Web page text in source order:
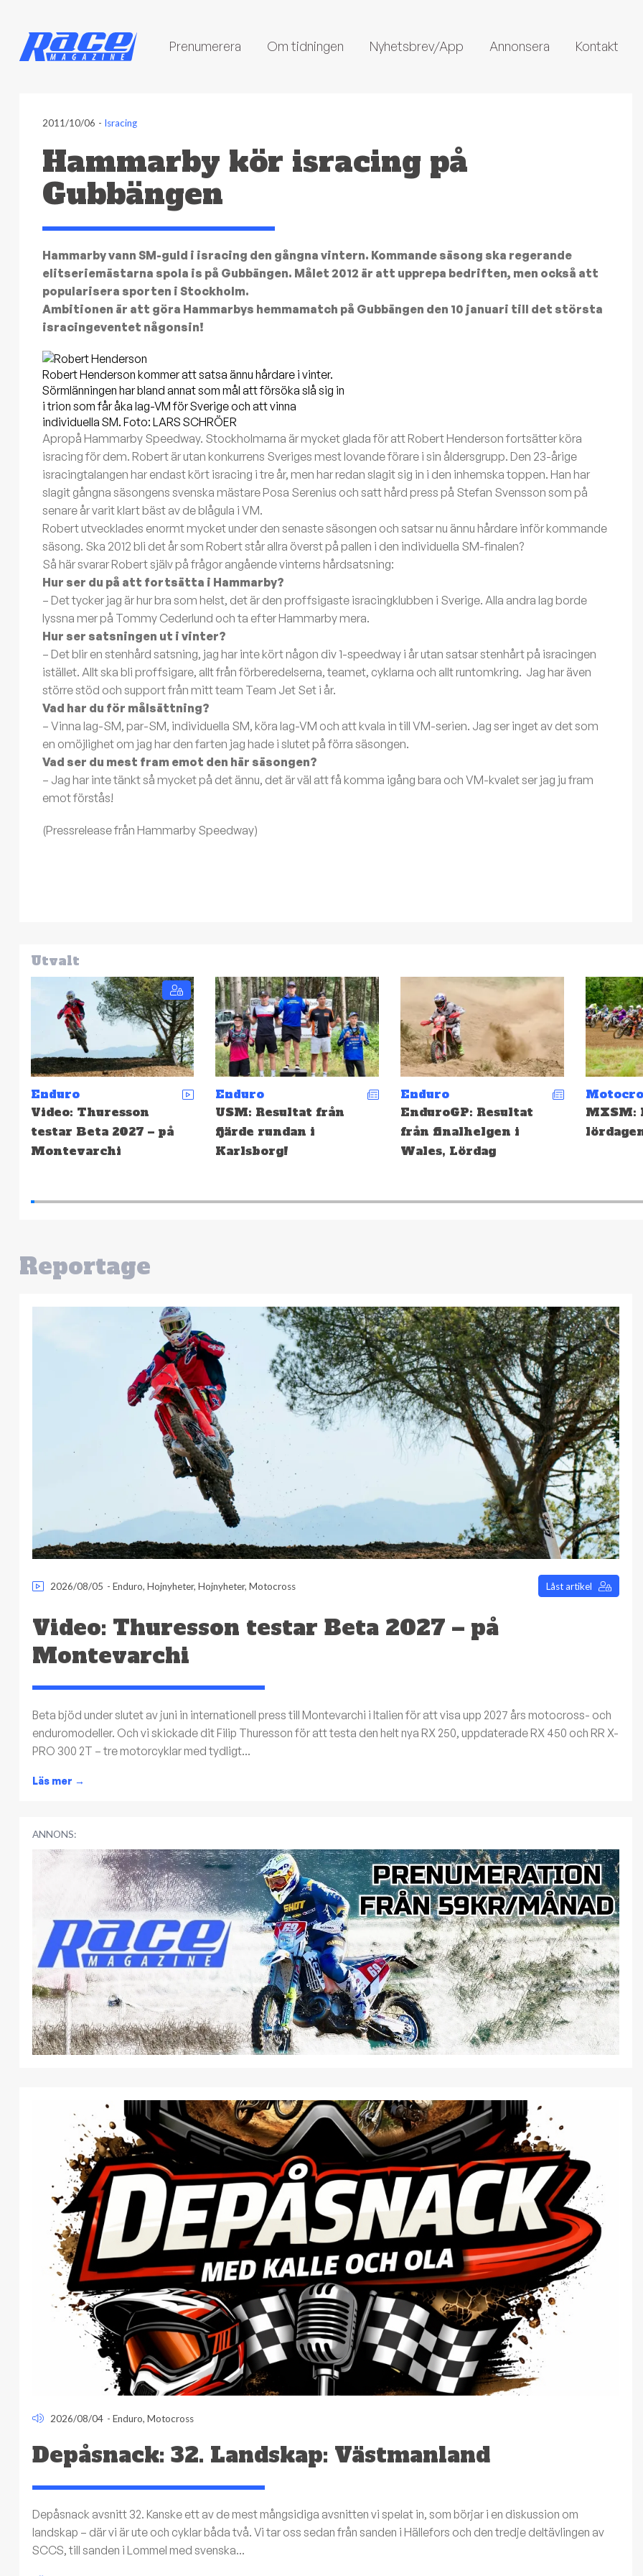
Prenumerera Om tidningen Nyhetsbrev/App Annonsera Kontakt
2011/10/06 - Isracing
Hammarby kör isracing på
Gubbängen
Hammarby vann SM-guld i isracing den gångna vintern. Kommande säsong ska regerande
elitseriemästarna spola is på Gubbängen. Målet 2012 är att upprepa bedriften, men också att
popularisera sporten i Stockholm.
Ambitionen är att göra Hammarbys hemmamatch på Gubbängen den 10 januari till det största
isracingeventet någonsin!
Robert Henderson kommer att satsa ännu hårdare i vinter.
Sörmlänningen har bland annat som mål att försöka slå sig in
i trion som får åka lag-VM för Sverige och att vinna
individuella SM. Foto: LARS SCHRÖER
Apropå Hammarby Speedway. Stockholmarna är mycket glada för att Robert Henderson fortsätter köra
isracing för dem. Robert är utan konkurrens Sveriges mest lovande förare i sin åldersgrupp. Den 23-årige
isracingtalangen har endast kört isracing i tre år, men har redan slagit sig in i den inhemska toppen. Han har
slagit gångna säsongens svenska mästare Posa Serenius och satt hård press på Stefan Svensson som på
senare år varit klart bäst av de blågula i VM.
Robert utvecklades enormt mycket under den senaste säsongen och satsar nu ännu hårdare inför kommande
säsong. Ska 2012 bli det år som Robert står allra överst på pallen i den individuella SM-finalen?
Så här svarar Robert själv på frågor angående vinterns hårdsatsning:
Hur ser du på att fortsätta i Hammarby?
– Det tycker jag är hur bra som helst, det är den proffsigaste isracingklubben i Sverige. Alla andra lag borde
lyssna mer på Tommy Cederlund och ta efter Hammarby mera.
Hur ser satsningen ut i vinter?
– Det blir en stenhård satsning, jag har inte kört någon div 1-speedway i år utan satsar stenhårt på isracingen
istället. Allt ska bli proffsigare, allt från förberedelserna, teamet, cyklarna och allt runtomkring. Jag har även
större stöd och support från mitt team Team Jet Set i år.
Vad har du för målsättning?
– Vinna lag-SM, par-SM, individuella SM, köra lag-VM och att kvala in till VM-serien. Jag ser inget av det som
en omöjlighet om jag har den farten jag hade i slutet på förra säsongen.
Vad ser du mest fram emot den här säsongen?
– Jag har inte tänkt så mycket på det ännu, det är väl att få komma igång bara och VM-kvalet ser jag ju fram
emot förstås!
(Pressrelease från Hammarby Speedway)
Utvalt
Enduro
USM: Resultat från
fjärde rundan i
Karlsborg!
Enduro
EnduroGP: Resultat
från finalhelgen i
Wales, Lördag
Motocross
MXSM: Resultat från
lördagen i Ulricehamn!
Enduro
Reportage
2026/08/05 - Enduro, Hojnyheter, Hojnyheter, Motocross Låst artikel
Video: Thuresson testar Beta 2027 – på
Montevarchi
Beta bjöd under slutet av juni in internationell press till Montevarchi i Italien för att visa upp 2027 års motocross- och
enduromodeller. Och vi skickade dit Filip Thuresson för att testa den helt nya RX 250, uppdaterade RX 450 och RR X-
PRO 300 2T – tre motorcyklar med tydligt...
Läs mer →
ANNONS:
2026/08/04 - Enduro, Motocross
Depåsnack: 32. Landskap: Västmanland
Depåsnack avsnitt 32. Kanske ett av de mest mångsidiga avsnitten vi spelat in, som börjar i en diskussion om
landskap – där vi är ute och cyklar båda två. Vi tar oss sedan från sanden i Hällefors och den tredje deltävlingen av
SCCS, till sanden i Lommel med svenska...